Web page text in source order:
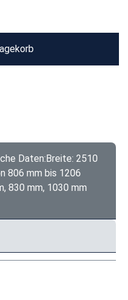
Daten:Breite: 2510
806 mm bis 1206
830 mm, 1030 mm